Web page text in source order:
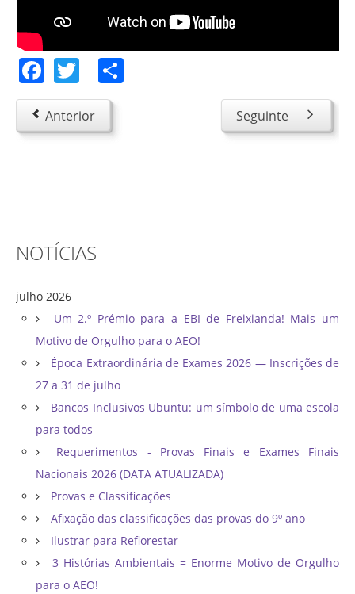
Facebook
Twitter
Anterior Seguinte
NOTÍCIAS
julho 2026
Um 2.º Prémio para a EBI de Freixianda! Mais um
Motivo de Orgulho para o AEO!
Época Extraordinária de Exames 2026 — Inscrições de
27 a 31 de julho
Bancos Inclusivos Ubuntu: um símbolo de uma escola
para todos
Requerimentos - Provas Finais e Exames Finais
Nacionais 2026 (DATA ATUALIZADA)
Provas e Classificações
Afixação das classificações das provas do 9º ano
Ilustrar para Reflorestar
3 Histórias Ambientais = Enorme Motivo de Orgulho
para o AEO!